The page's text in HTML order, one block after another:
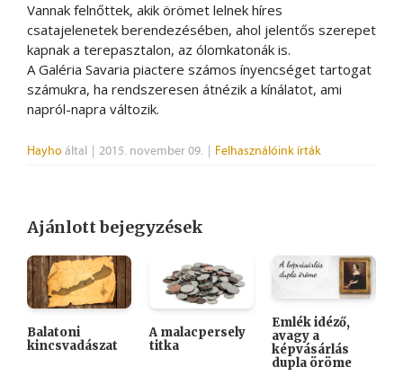
Vannak felnőttek, akik örömet lelnek híres
csatajelenetek berendezésében, ahol jelentős szerepet
kapnak a terepasztalon, az ólomkatonák is.
A Galéria Savaria piactere számos ínyencséget tartogat
számukra, ha rendszeresen átnézik a kínálatot, ami
napról-napra változik.
Hayhoáltal | 2015. november 09. | Felhasználóink írták
Ajánlott bejegyzések
Balatoni
kincsvadászat
A malacpersely
titka
Emlék idéző,
avagy a
képvásárlás
dupla öröme